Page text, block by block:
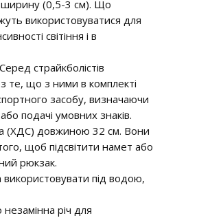
ширину (0,5-3 см). Що
використовуватися для
світіння і в
страйкболістів
те, що з ними в комплекті
засобу, визначаючи
подачі умовних знаків.
(ХДС) довжиною 32 см. Вони
щоб підсвітити намет або
рюкзак.
використовувати під водою,
річ для